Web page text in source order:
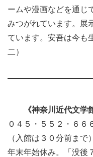
ームや漫画などを通じ
みつがれています。展
ています。安吾は今も
二）
《神奈川近代文学
０４５・５５２・６６
（入館は３０分前まで
年末年始休み。「没